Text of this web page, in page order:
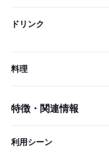
ドリンク
料理
特徴・関連情報
利用シーン